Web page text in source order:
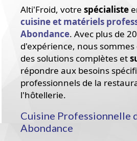
Alti'Froid, votre spécialiste
cuisine et matériels
Abondance. Avec plus de
d'expérience, nous
des solutions complètes et
répondre aux besoins
professionnels de la
l'hôtellerie.
Cuisine Professionnelle
Abondance